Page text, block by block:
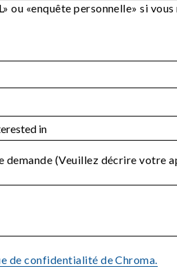
ou «enquête personnelle» si vous
(Veuillez décrire votre
de confidentialité de Chroma.